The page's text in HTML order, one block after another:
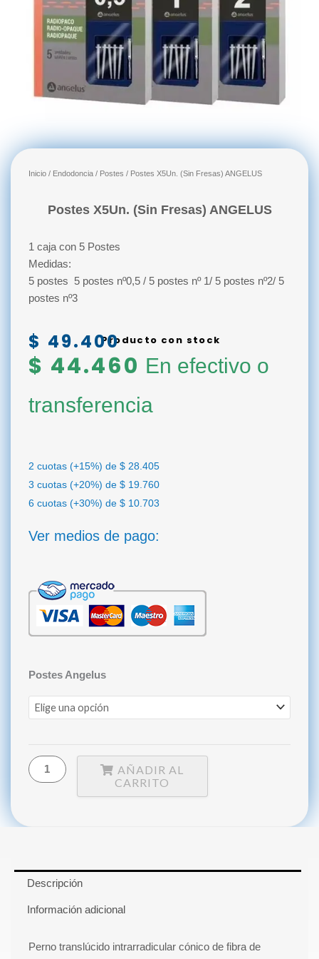
Inicio / Endodoncia / Postes / Postes X5Un. (Sin Fresas) ANGELUS
Postes X5Un. (Sin Fresas) ANGELUS
1 caja con 5 Postes
Medidas:
5 postes 5 postes nº0,5 / 5 postes nº 1/ 5 postes nº2/ 5
postes nº3
Producto con stock
$ 49.400
$ 44.460 En efectivo o
transferencia
2 cuotas (+15%) de $ 28.405
3 cuotas (+20%) de $ 19.760
6 cuotas (+30%) de $ 10.703
Ver medios de pago:
Postes Angelus
(Sin
cantidad
AÑADIR AL
CARRITO
Descripción
Información adicional
Perno translúcido intrarradicular cónico de fibra de